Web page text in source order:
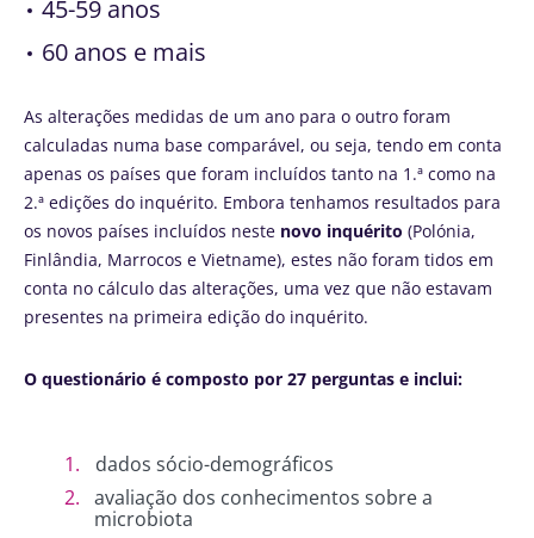
45-59 anos
60 anos e mais
As alterações medidas de um ano para o outro foram
calculadas numa base comparável, ou seja, tendo em conta
apenas os países que foram incluídos tanto na 1.ª como na
2.ª edições do inquérito. Embora tenhamos resultados para
os novos países incluídos neste novo inquérito (Polónia,
Finlândia, Marrocos e Vietname), estes não foram tidos em
conta no cálculo das alterações, uma vez que não estavam
presentes na primeira edição do inquérito.
O questionário é composto por 27 perguntas e inclui:
dados sócio-demográficos
avaliação dos conhecimentos sobre a
microbiota